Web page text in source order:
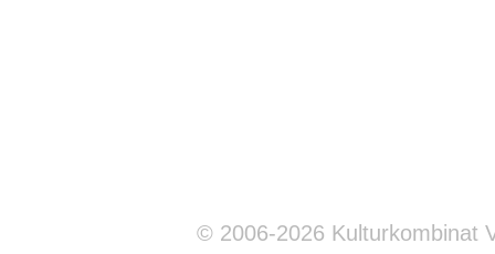
© 2006-2026